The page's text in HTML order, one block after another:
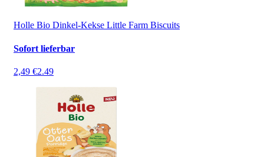
Holle Bio Dinkel-Kekse Little Farm Biscuits
Sofort lieferbar
2,49 €2.49